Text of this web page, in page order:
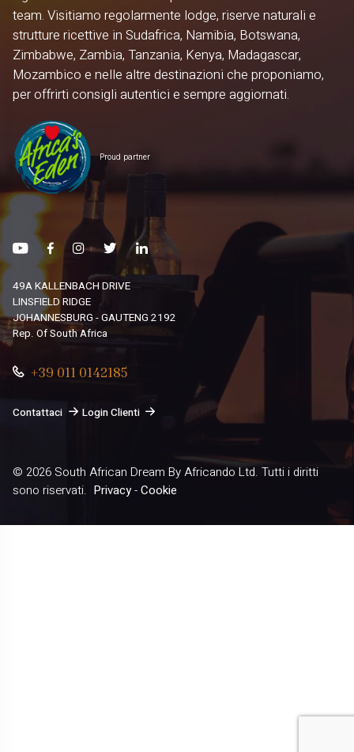
team. Visitiamo regolarmente lodge, riserve naturali e
strutture ricettive in Sudafrica, Namibia, Botswana,
Zimbabwe, Zambia, Tanzania, Kenya, Madagascar,
Mozambico e nelle altre destinazioni che proponiamo,
per offrirti consigli autentici e sempre aggiornati.
Proud partner
49A KALLENBACH DRIVE
LINSFIELD RIDGE
JOHANNESBURG - GAUTENG 2192
Rep. Of South Africa
+39 011 0142185
Contattaci Login Clienti
© 2026 South African Dream By Africando Ltd. Tutti i diritti
sono riservati. Privacy-Cookie